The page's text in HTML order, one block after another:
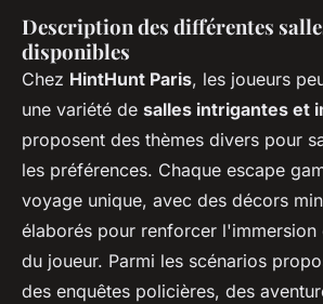
Description des différentes
disponibles
Chez HintHunt Paris, les joueurs
une variété de salles intrigantes et
proposent des thèmes divers pour
les préférences. Chaque escape
voyage unique, avec des décors
élaborés pour renforcer l'immersion
du joueur. Parmi les scénarios
des enquêtes policières, des